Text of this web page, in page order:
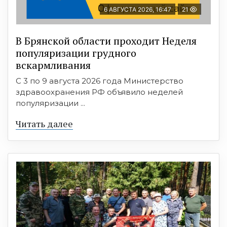
6 АВГУСТА 2026, 16:47 21
В Брянской области проходит Неделя
популяризации грудного
вскармливания
С 3 по 9 августа 2026 года Министерство
здравоохранения РФ объявило неделей
популяризации ...
Читать далее